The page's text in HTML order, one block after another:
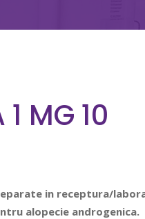
1 MG 10
in receptura/
alopecie androgenica.